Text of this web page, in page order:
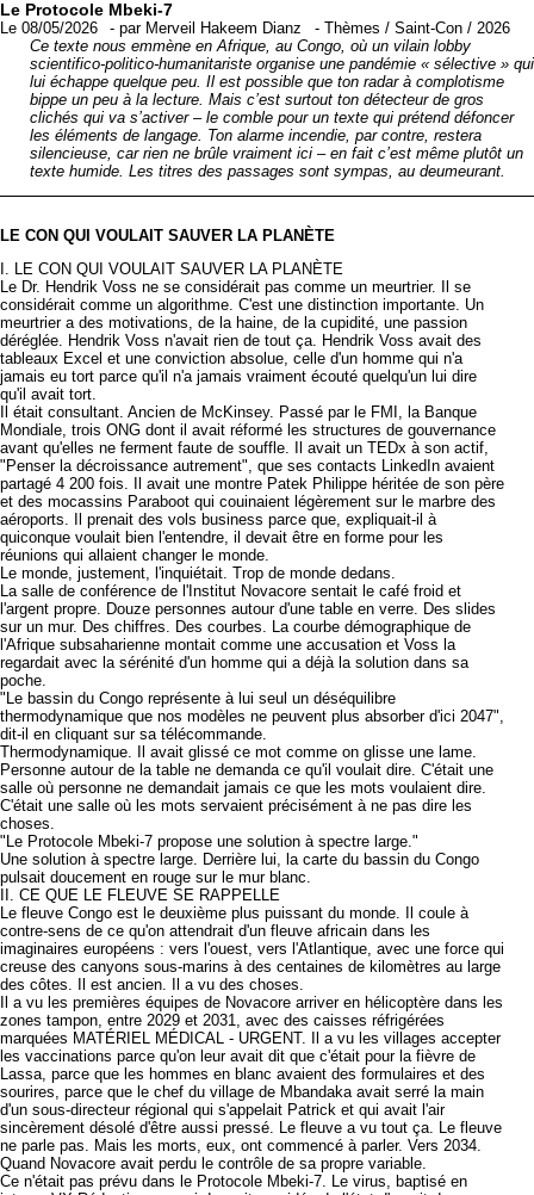
Le Protocole Mbeki-7
Le 08/05/2026 -par Merveil Hakeem Dianz - Thèmes / Saint-Con/ 2026
Ce texte nous emmène en Afrique, au Congo, où un vilain lobby
scientifico-politico-humanitariste organise une pandémie « sélective » qui
lui échappe quelque peu. Il est possible que ton radar à complotisme
bippe un peu à la lecture. Mais c’est surtout ton détecteur de gros
clichés qui va s’activer – le comble pour un texte qui prétend défoncer
les éléments de langage. Ton alarme incendie, par contre, restera
silencieuse, car rien ne brûle vraiment ici – en fait c’est même plutôt un
texte humide. Les titres des passages sont sympas, au deumeurant.
LE CON QUI VOULAIT SAUVER LA PLANÈTE
I. LE CON QUI VOULAIT SAUVER LA PLANÈTE
Le Dr. Hendrik Voss ne se considérait pas comme un meurtrier. Il se
considérait comme un algorithme. C'est une distinction importante. Un
meurtrier a des motivations, de la haine, de la cupidité, une passion
déréglée. Hendrik Voss n'avait rien de tout ça. Hendrik Voss avait des
tableaux Excel et une conviction absolue, celle d'un homme qui n'a
jamais eu tort parce qu'il n'a jamais vraiment écouté quelqu'un lui dire
qu'il avait tort.
Il était consultant. Ancien de McKinsey. Passé par le FMI, la Banque
Mondiale, trois ONG dont il avait réformé les structures de gouvernance
avant qu'elles ne ferment faute de souffle. Il avait un TEDx à son actif,
"Penser la décroissance autrement", que ses contacts LinkedIn avaient
partagé 4 200 fois. Il avait une montre Patek Philippe héritée de son père
et des mocassins Paraboot qui couinaient légèrement sur le marbre des
aéroports. Il prenait des vols business parce que, expliquait-il à
quiconque voulait bien l'entendre, il devait être en forme pour les
réunions qui allaient changer le monde.
Le monde, justement, l'inquiétait. Trop de monde dedans.
La salle de conférence de l'Institut Novacore sentait le café froid et
l'argent propre. Douze personnes autour d'une table en verre. Des slides
sur un mur. Des chiffres. Des courbes. La courbe démographique de
l'Afrique subsaharienne montait comme une accusation et Voss la
regardait avec la sérénité d'un homme qui a déjà la solution dans sa
poche.
"Le bassin du Congo représente à lui seul un déséquilibre
thermodynamique que nos modèles ne peuvent plus absorber d'ici 2047",
dit-il en cliquant sur sa télécommande.
Thermodynamique. Il avait glissé ce mot comme on glisse une lame.
Personne autour de la table ne demanda ce qu'il voulait dire. C'était une
salle où personne ne demandait jamais ce que les mots voulaient dire.
C'était une salle où les mots servaient précisément à ne pas dire les
choses.
"Le Protocole Mbeki-7 propose une solution à spectre large."
Une solution à spectre large. Derrière lui, la carte du bassin du Congo
pulsait doucement en rouge sur le mur blanc.
II. CE QUE LE FLEUVE SE RAPPELLE
Le fleuve Congo est le deuxième plus puissant du monde. Il coule à
contre-sens de ce qu'on attendrait d'un fleuve africain dans les
imaginaires européens : vers l'ouest, vers l'Atlantique, avec une force qui
creuse des canyons sous-marins à des centaines de kilomètres au large
des côtes. Il est ancien. Il a vu des choses.
Il a vu les premières équipes de Novacore arriver en hélicoptère dans les
zones tampon, entre 2029 et 2031, avec des caisses réfrigérées
marquées MATÉRIEL MÉDICAL - URGENT. Il a vu les villages accepter
les vaccinations parce qu'on leur avait dit que c'était pour la fièvre de
Lassa, parce que les hommes en blanc avaient des formulaires et des
sourires, parce que le chef du village de Mbandaka avait serré la main
d'un sous-directeur régional qui s'appelait Patrick et qui avait l'air
sincèrement désolé d'être aussi pressé. Le fleuve a vu tout ça. Le fleuve
ne parle pas. Mais les morts, eux, ont commencé à parler. Vers 2034.
Quand Novacore avait perdu le contrôle de sa propre variable.
Ce n'était pas prévu dans le Protocole Mbeki-7. Le virus, baptisé en